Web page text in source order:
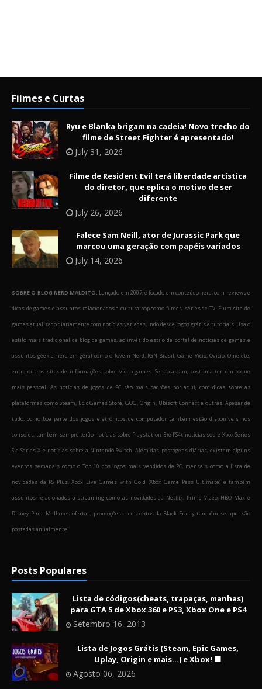
Filmes e Curtas
Ryu e Blanka brigam na cadeia! Novo trecho do
filme de Street Fighter é apresentado!
July 31, 2026
Filme de Resident Evil terá liberdade artística
do diretor, que eplica o motivo de ser
diferente
July 26, 2026
Falece Sam Neill, ator de Jurassic Park que
marcou uma geração com papéis variados
July 14, 2026
SOBRE O BLOG NERD MALDITO: Lançado em 2007, é focado em conteúdo nerd, com reviews e
dicas de games e assuntos relacionados a cultura pop como filmes, séries de TV. É um site de
games atualizado diariamente com notícias variadas, indo desde jogos grátis a tutoriais. Usa o
estilo mais tradicional de blog de games, ao invés do estilo de portal de notícias de games e
assuntos geek e nerd em geral como o Jovem Nerd, IGN Brasil, Game Vicio, Ovicio, Omelete,
entre outros sites de informações sobre video games. Sendo assim, costuma ter um toque
mais pessoal. As notícias de jogos de PC são mais padrões por aqui, com dicas sobre as
plataformas como Steam, Epic Games Store, GOG, Origin, Ubisoft Connect e outras. Apesar de
tudo, como boa parte dos jogos eletrônicos de computador também estão disponíveis nos
consoles, também sempre terão notícias sobre Playstation 5 (e PS4), notícias sobre Xbox Series
S e Series X e notícias sobre a Nintendo Switch. Além das postagens diárias, existem alguns
eventos semanais como o Top 10 dos jogos mais vendidos de PC, mensais como a lista de
novidades da PS Plus, Xbox Live Games with Gold (Xbox Game Pass Ultimate) e também
assuntos relacionados a streaming como as novidades da Netflix, Prime Video, HBO Max e
Disney Plus. Melhores ofertas, promoções e descontos da Black Friday também sempre são
postadas anualmente!
Posts Populares
Lista de códigos(cheats, trapaças, manhas)
para GTA 5 de Xbox 360 e PS3, Xbox One e PS4
Setembro 16, 2013
Lista de Jogos Grátis (Steam, Epic Games,
Uplay, Origin e mais...) e Xbox! 🟩
Agosto 06, 2026